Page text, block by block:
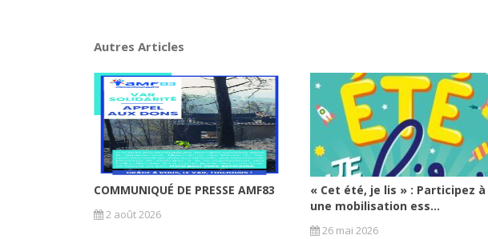
Autres Articles
COMMUNIQUÉ DE PRESSE AMF83
2 août 2026
« Cet été, je lis » : Participez à
une mobilisation ess...
26 mai 2026